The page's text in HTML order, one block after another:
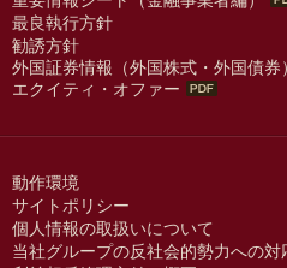
最良執行方針
勧誘方針
外国証券情報（外国株式・外国債券）
エクイティ・オファー
動作環境
サイトポリシー
個人情報の取扱いについて
当社グループの反社会的勢力への対